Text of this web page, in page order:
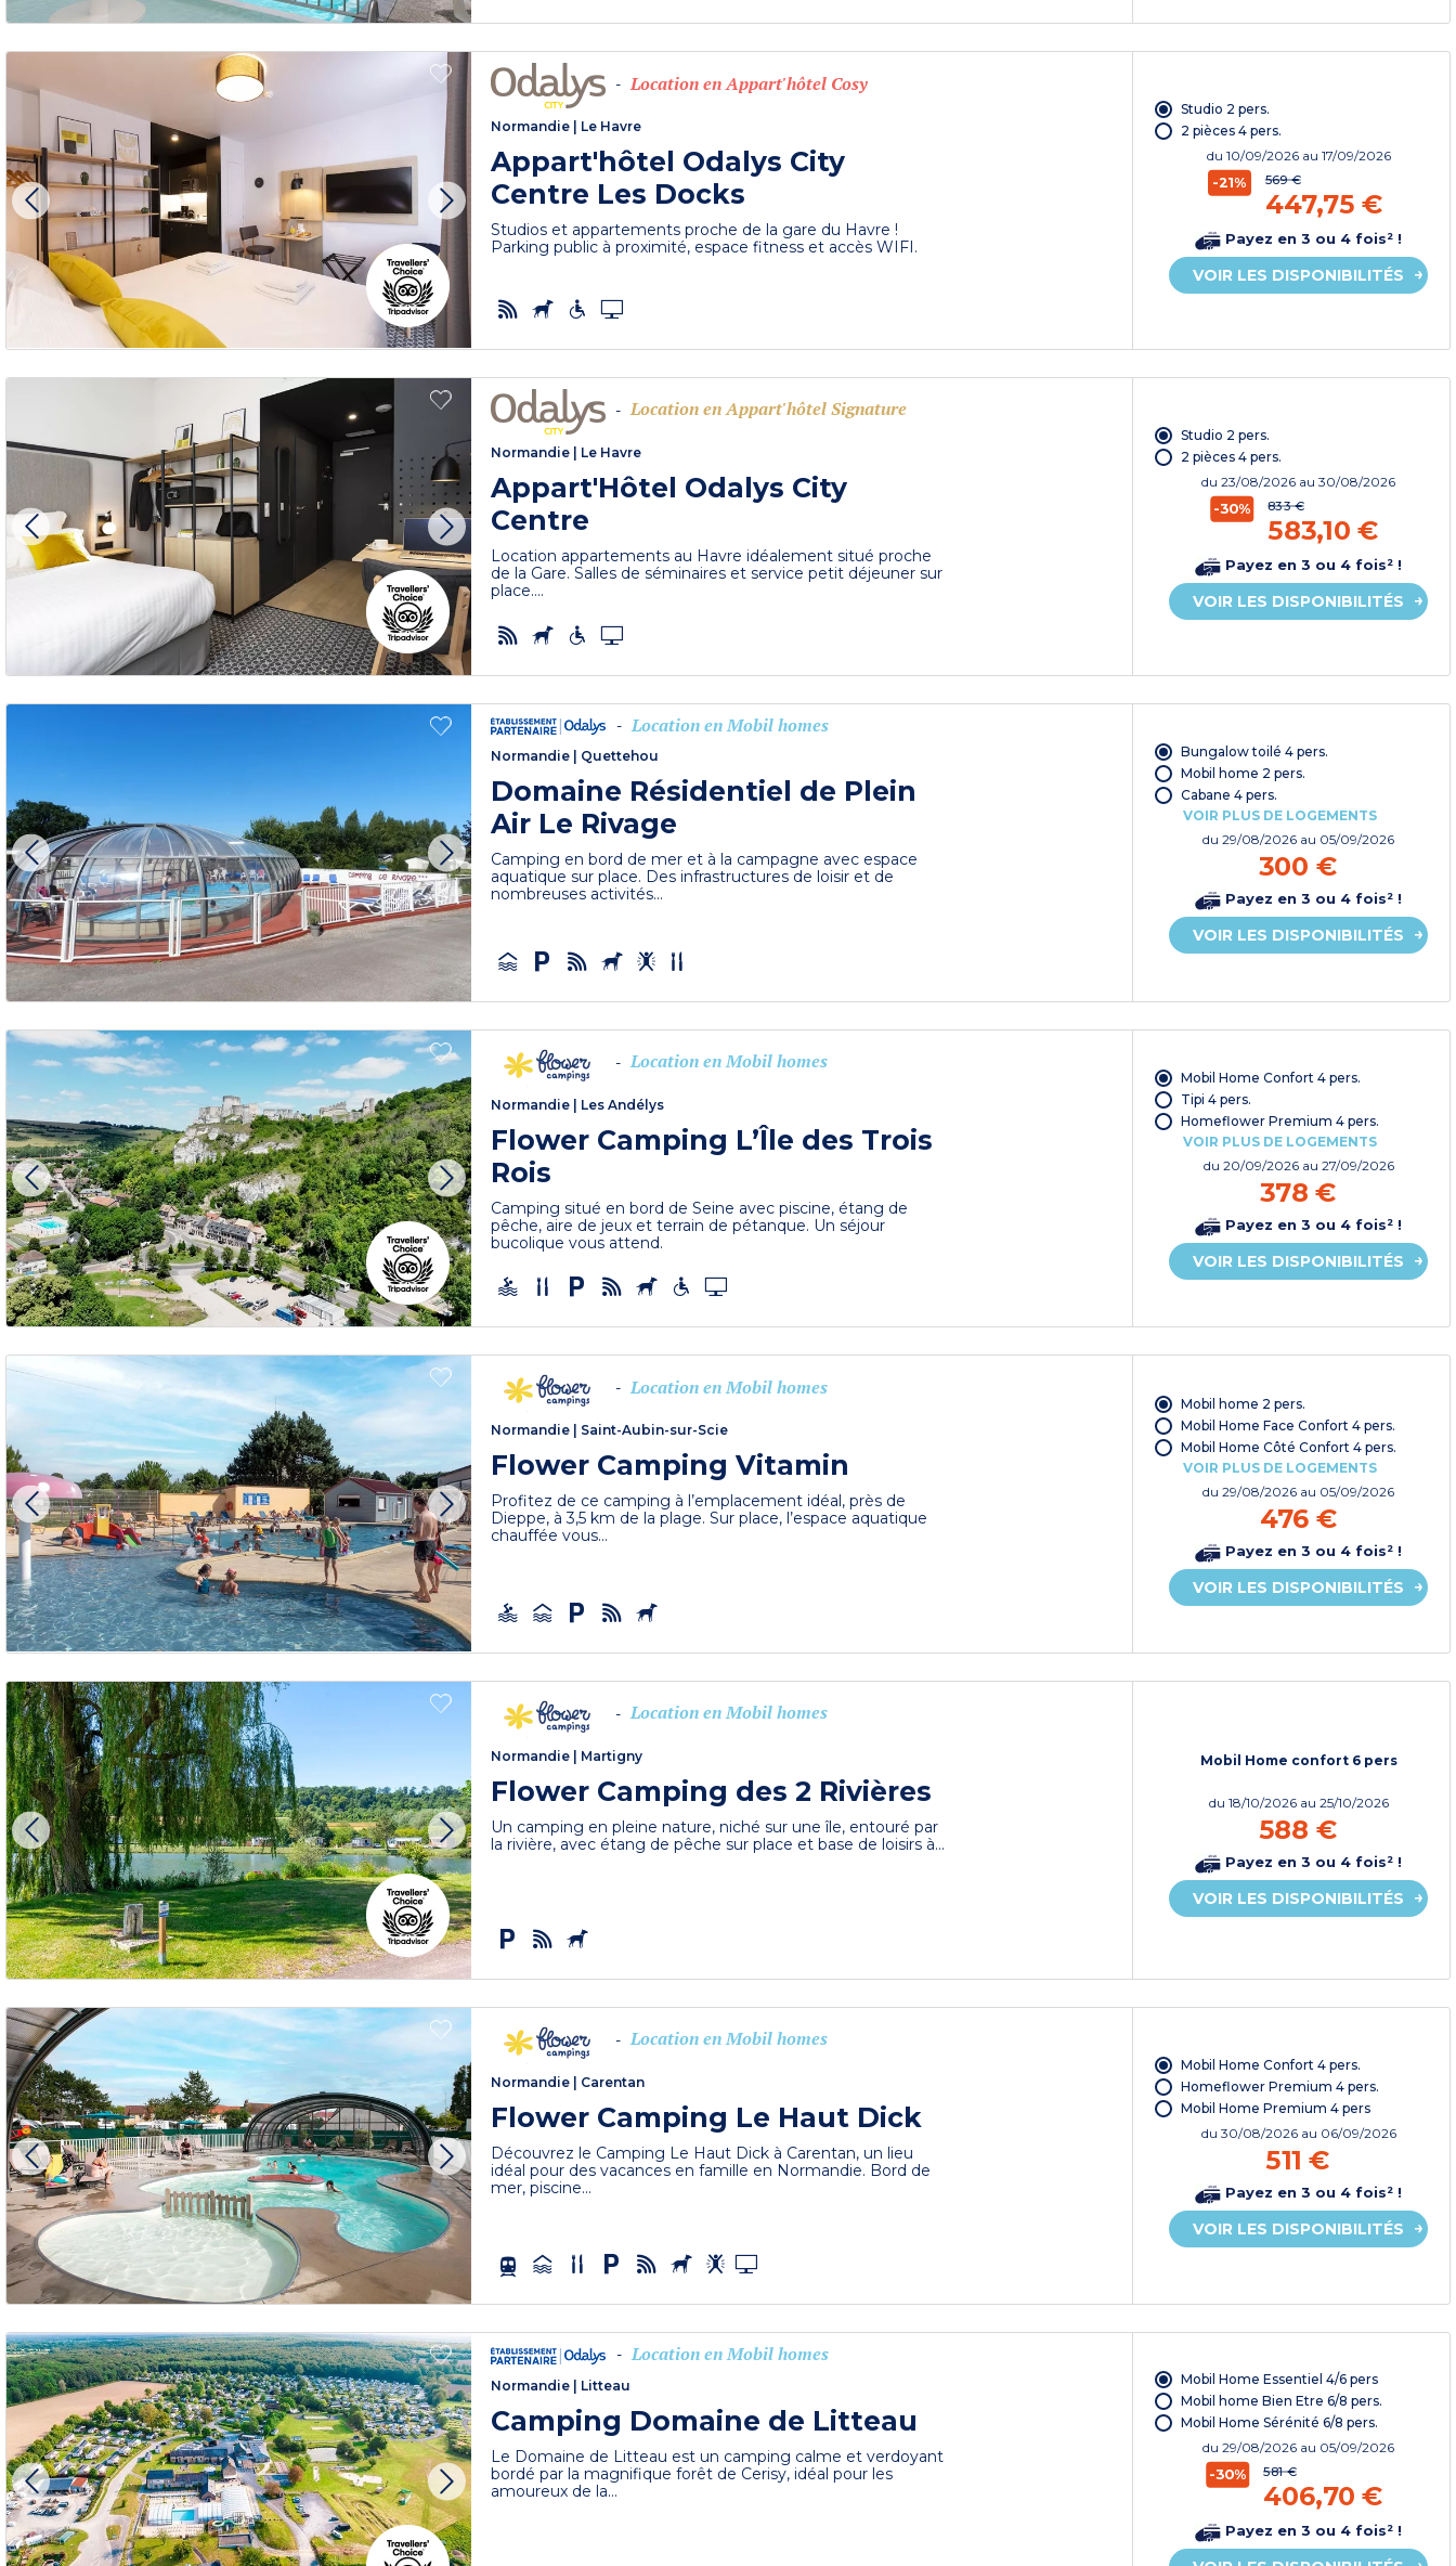
- Location en Appart'hôtel Cosy
Normandie Le Havre
Appart'hôtel Odalys City
Centre Les Docks
Studios et appartements proche de la gare du Havre !
Parking public à proximité, espace fitness et accès WIFI.
Studio 2 pers.
2 pièces 4 pers.
du 10/09/2026 au 17/09/2026
-21% 569 €
447,75 €
Payez en 3 ou 4 fois² !
VOIR LES DISPONIBILITÉS
- Location en Appart'hôtel Signature
Normandie Le Havre
Appart'Hôtel Odalys City
Centre
Location appartements au Havre idéalement situé proche
de la Gare. Salles de séminaires et service petit déjeuner sur
place....
Studio 2 pers.
2 pièces 4 pers.
du23/08/2026 au 30/08/2026
-30% 833 €
583,10 €
Payez en 3 ou 4 fois² !
VOIR LES DISPONIBILITÉS
- Location en Mobil homes
Normandie Quettehou
Domaine Résidentiel de Plein
Air Le Rivage
Camping en bord de mer et à la campagne avec espace
aquatique sur place. Des infrastructures de loisir et de
nombreuses activités...
Bungalow toilé 4 pers.
Mobil home 2 pers.
Cabane 4 pers.
VOIR PLUS DE LOGEMENTS
du29/08/2026 au 05/09/2026
300 €
Payez en 3 ou 4 fois² !
VOIR LES DISPONIBILITÉS
- Location en Mobil homes
Normandie | Les Andélys
Flower Camping L’Île des Trois
Rois
Camping situé en bord de Seine avec piscine, étang de
pêche, aire de jeux et terrain de pétanque. Un séjour
bucolique vous attend.
Mobil Home Confort 4 pers.
Tipi 4 pers.
Homeflower Premium 4 pers.
VOIR PLUS DE LOGEMENTS
du 20/09/2026 au 27/09/2026
378 €
Payez en 3 ou 4 fois² !
VOIR LES DISPONIBILITÉS
- Location en Mobil homes
Normandie Saint-Aubin-sur-Scie
Flower Camping Vitamin
Profitez de ce camping à l’emplacement idéal, près de
Dieppe, à 3,5 km de la plage. Sur place, l’espace aquatique
chauffée vous...
Mobil home 2 pers.
Mobil Home Face Confort 4 pers.
Mobil Home Côté Confort 4 pers.
VOIR PLUS DE LOGEMENTS
du29/08/2026 au 05/09/2026
476 €
Payez en 3 ou 4 fois² !
VOIR LES DISPONIBILITÉS
- Location en Mobil homes
Normandie Martigny
Flower Camping des 2 Rivières
Un camping en pleine nature, niché sur une île, entouré par
la rivière, avec étang de pêche sur place et base de loisirs à...
Mobil Home confort 6 pers
du 18/10/2026 au 25/10/2026
588 €
Payez en 3 ou 4 fois² !
VOIR LES DISPONIBILITÉS
- Location en Mobil homes
Normandie Carentan
Flower Camping Le Haut Dick
Découvrez le Camping Le Haut Dick à Carentan, un lieu
idéal pour des vacances en famille en Normandie. Bord de
mer, piscine...
Mobil Home Confort 4 pers.
Homeflower Premium 4 pers.
Mobil Home Premium 4 pers
du 30/08/2026 au 06/09/2026
511 €
Payez en 3 ou 4 fois² !
VOIR LES DISPONIBILITÉS
- Location en Mobil homes
Normandie Litteau
Camping Domaine de Litteau
Le Domaine de Litteau est un camping calme et verdoyant
bordé par la magnifique forêt de Cerisy, idéal pour les
amoureux de la...
Mobil Home Essentiel 4/6 pers
Mobil home Bien Etre 6/8 pers.
Mobil Home Sérénité 6/8 pers.
du29/08/2026 au 05/09/2026
-30% 581 €
406,70 €
Payez en 3 ou 4 fois² !